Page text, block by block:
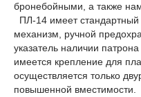
бронебойными, а также
ПЛ-14 имеет стандартный
механизм, ручной
указатель наличии
имеется крепление для
осуществляется только
повышенной вместимости.